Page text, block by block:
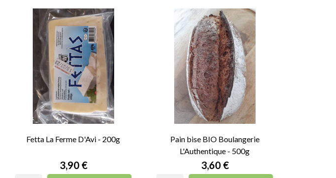
Fetta La Ferme D'Avi - 200g
Prix
3,90 €
Pain bise BIO Boulangerie
L'Authentique - 500g
Prix
3,60 €